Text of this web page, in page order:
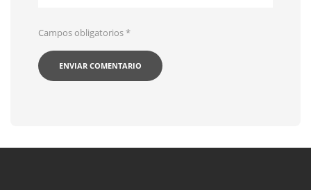
Campos obligatorios*